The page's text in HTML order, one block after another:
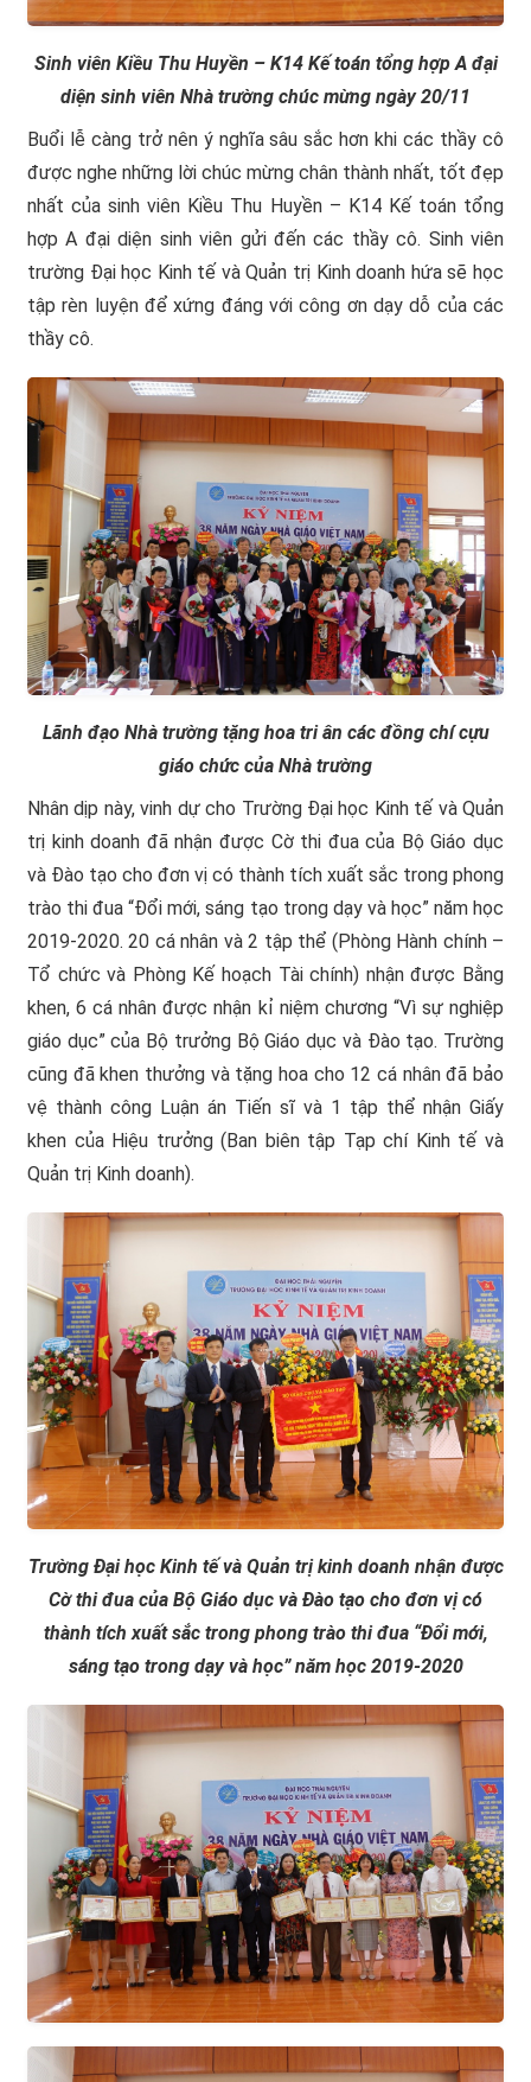
Sinh viên Kiều Thu Huyền – K14 Kế toán tổng hợp A đại
diện sinh viên Nhà trường chúc mừng ngày 20/11
Buổi lễ càng trở nên ý nghĩa sâu sắc hơn khi các thầy cô
được nghe những lời chúc mừng chân thành nhất, tốt đẹp
nhất của sinh viên Kiều Thu Huyền – K14 Kế toán tổng
hợp A đại diện sinh viên gửi đến các thầy cô. Sinh viên
trường Đại học Kinh tế và Quản trị Kinh doanh hứa sẽ học
tập rèn luyện để xứng đáng với công ơn dạy dỗ của các
thầy cô.
Lãnh đạo Nhà trường tặng hoa tri ân các đồng chí cựu
giáo chức của Nhà trường
Nhân dịp này, vinh dự cho Trường Đại học Kinh tế và Quản
trị kinh doanh đã nhận được Cờ thi đua của Bộ Giáo dục
và Đào tạo cho đơn vị có thành tích xuất sắc trong phong
trào thi đua “Đổi mới, sáng tạo trong dạy và học” năm học
2019-2020. 20 cá nhân và 2 tập thể (Phòng Hành chính –
Tổ chức và Phòng Kế hoạch Tài chính) nhận được Bằng
khen, 6 cá nhân được nhận kỉ niệm chương “Vì sự nghiệp
giáo dục” của Bộ trưởng Bộ Giáo dục và Đào tạo. Trường
cũng đã khen thưởng và tặng hoa cho 12 cá nhân đã bảo
vệ thành công Luận án Tiến sĩ và 1 tập thể nhận Giấy
khen của Hiệu trưởng (Ban biên tập Tạp chí Kinh tế và
Quản trị Kinh doanh).
Trường Đại học Kinh tế và Quản trị kinh doanh nhận được
Cờ thi đua của Bộ Giáo dục và Đào tạo cho đơn vị có
thành tích xuất sắc trong phong trào thi đua “Đổi mới,
sáng tạo trong dạy và học” năm học 2019-2020